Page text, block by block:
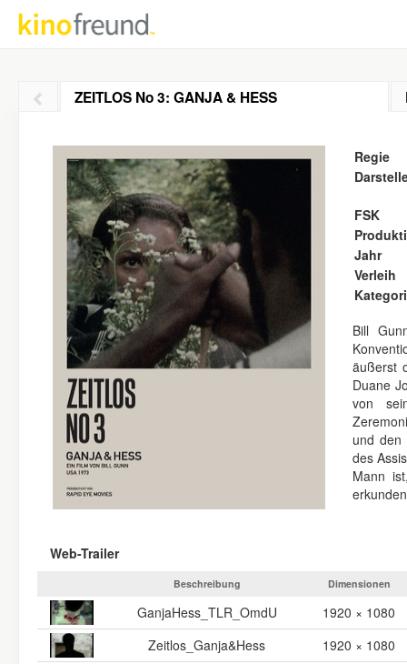
ZEITLOS No 3: GANJA & HESS
Regie
FSK
Jahr
Verleih
Bill
äußerst
Duane
von
und den
des
Mann
Web-Trailer
Beschreibung Dimensionen
GanjaHess_TLR_OmdU
1920 × 1080
Zeitlos_Ganja&Hess
1920 × 1080